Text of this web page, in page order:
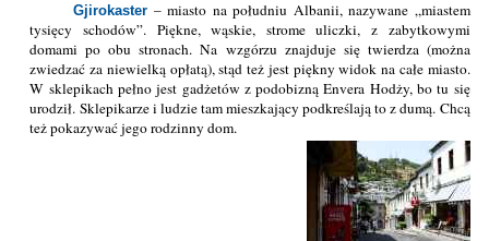
Gjirokaster – miasto na południu Albanii, nazywane „miastem
tysięcy schodów”. Piękne, wąskie, strome uliczki, z zabytkowymi
domami po obu stronach. Na wzgórzu znajduje się twierdza (można
zwiedzać za niewielką opłatą), stąd też jest piękny widok na całe miasto.
W sklepikach pełno jest gadżetów z podobizną Envera Hodży, bo tu się
urodził. Sklepikarze i ludzie tam mieszkający podkreślają to z dumą. Chcą
też pokazywać jego rodzinny dom.